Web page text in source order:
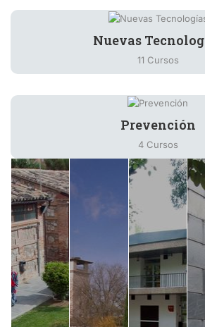
Nuevas
11 Cursos
Prevención
4 Cursos